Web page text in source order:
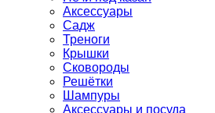
Аксессуары
Садж
Треноги
Крышки
Сковороды
Решётки
Шампуры
Аксессуары и посуда